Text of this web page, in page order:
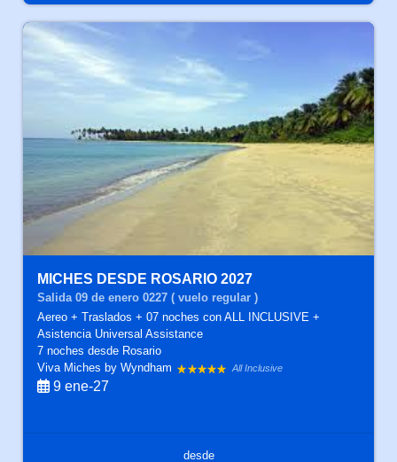
MICHES DESDE ROSARIO 2027
Salida 09 de enero 0227 ( vuelo regular )
Aereo + Traslados + 07 noches con ALL INCLUSIVE +
Asistencia Universal Assistance
7 nochesdesde Rosario
Viva Miches by Wyndham
All Inclusive
9 ene-27
desde